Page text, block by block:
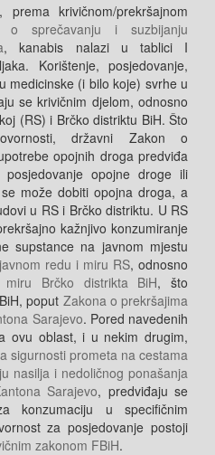
krivičnom/prekršajnom
o sprečavanju i suzbijanju
, kanabis nalazi u tablici I
Korištenje, posjedovanje,
medicinske (i bilo koje) svrhe u
se krivičnim djelom, odnosno
(RS) i Brčko distriktu BiH. Što
državni Zakon o
opojnih droga predviđa
opojne droge ili
može dobiti opojna droga, a
u RS i Brčko distriktu. U RS
kažnjivo konzumiranje
supstance na javnom mjestu
redu i miru RS, odnosno
Brčko distrikta BiH, što
poput Zakona o prekršajima
Sarajevo. Pored navedenih
ovu oblast, i u nekim drugim,
sigurnosti prometa na cestama
nasilja i nedoličnog ponašanja
Sarajevo, predviđaju se
konzumaciju u specifičnim
za posjedovanje postoji
zakonom FBiH.